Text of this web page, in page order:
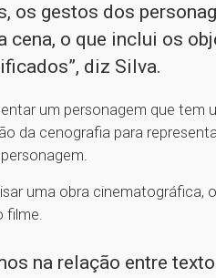
os gestos dos
cena, o que inclui os
diz Silva.
um personagem que tem
da cenografia para
uma obra
filme.
na relação entre